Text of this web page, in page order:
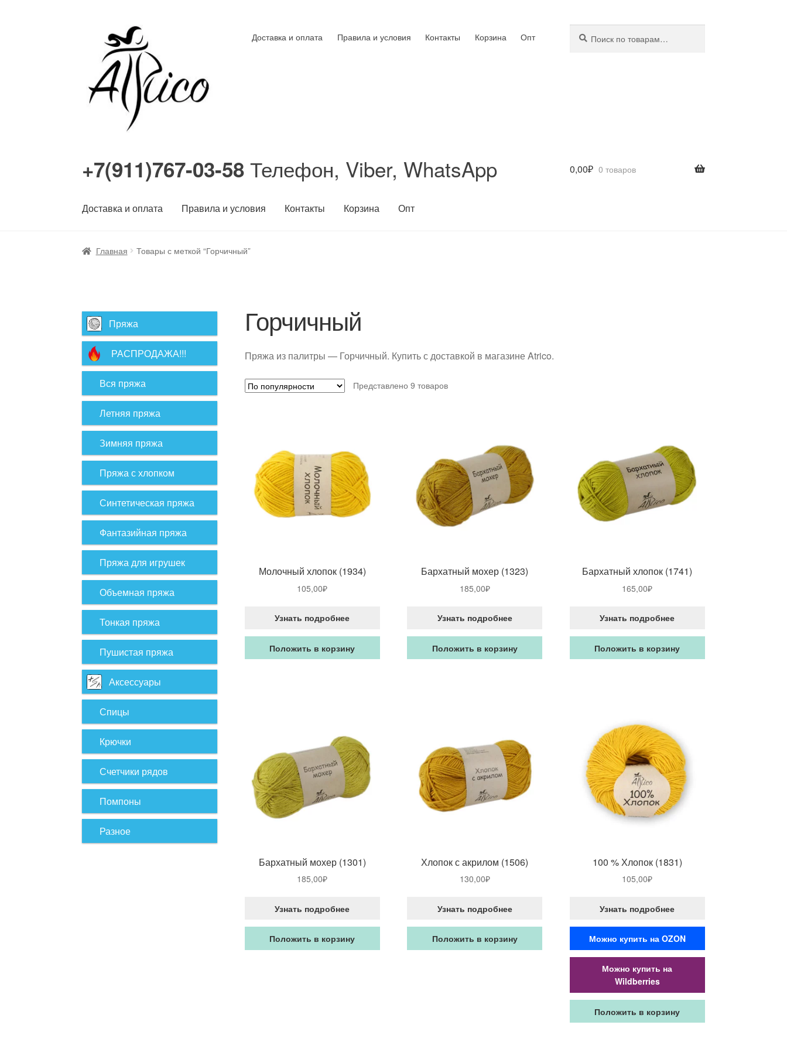
Перейти
навигации
Перейти
содержимому
Доставка и оплата Правила и условия Контакты Корзина Опт
+7(911)767-03-58 Телефон, Viber, WhatsApp
Доставка и оплата Правила и условия Контакты Корзина Опт
0,00₽ 0 товаров
Главная Товары с меткой “Горчичный”
Горчичный
Пряжа из палитры — Горчичный. Купить с доставкой в магазине Atrico.
Представлено 9 товаров
Молочный хлопок (1934)
105,00₽
Узнать подробнее
Положить в корзину
Бархатный мохер (1323)
185,00₽
Узнать подробнее
Положить в корзину
Бархатный хлопок (1741)
165,00₽
Узнать подробнее
Положить в корзину
Бархатный мохер (1301)
185,00₽
Узнать подробнее
Положить в корзину
Хлопок с акрилом (1506)
130,00₽
Узнать подробнее
Положить в корзину
100 % Хлопок (1831)
105,00₽
Узнать подробнее
Можно купить на OZON
Можно купить на
Wildberries
Положить в корзину
Пряжа
РАСПРОДАЖА!!!
Вся пряжа
Летняя пряжа
Зимняя пряжа
Пряжа с хлопком
Синтетическая пряжа
Фантазийная пряжа
Пряжа для игрушек
Объемная пряжа
Тонкая пряжа
Пушистая пряжа
Аксессуары
Спицы
Крючки
Счетчики рядов
Помпоны
Разное